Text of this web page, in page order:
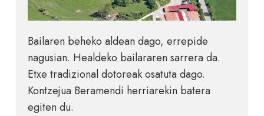
Bailaren beheko aldean dago, errepide
nagusian. Healdeko bailararen sarrera da.
Etxe tradizional dotoreak osatuta dago.
Kontzejua Beramendi herriarekin batera
egiten du.